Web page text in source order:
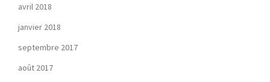
avril 2018
janvier 2018
septembre 2017
août 2017